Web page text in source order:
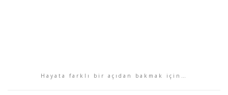
Hayata farklı bir açıdan bakmak için…